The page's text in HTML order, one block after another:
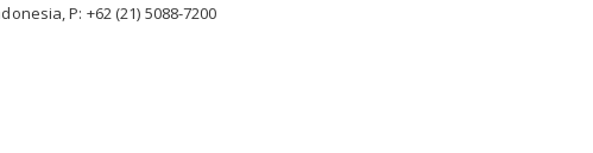
P: +62 (21) 5088-7200